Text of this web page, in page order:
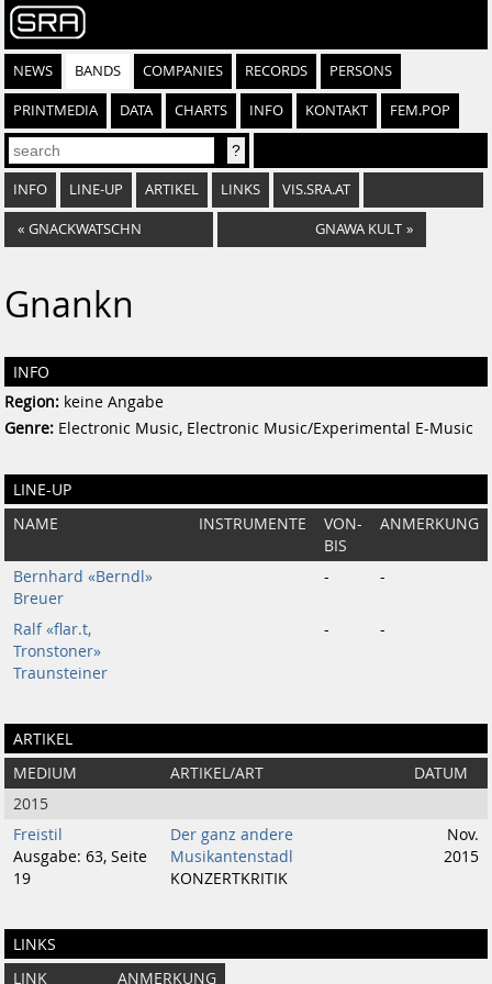
NEWS BANDS COMPANIES RECORDS PERSONS
PRINTMEDIA DATA CHARTS INFO KONTAKT FEM.POP
INFO LINE-UP ARTIKEL LINKS VIS.SRA.AT
« GNACKWATSCHN GNAWA KULT »
Gnankn
INFO
Region: keine Angabe
Genre: Electronic Music, Electronic Music/Experimental E-Music
LINE-UP
NAME INSTRUMENTE
VON-
BIS
ANMERKUNG
Bernhard «Berndl»
Breuer
- -
Ralf «flar.t,
Tronstoner»
Traunsteiner
- -
ARTIKEL
MEDIUM ARTIKEL/ART
DATUM
2015
Freistil
Ausgabe: 63, Seite
19
Der ganz andere
Musikantenstadl
KONZERTKRITIK
Nov.
2015
LINKS
LINK ANMERKUNG